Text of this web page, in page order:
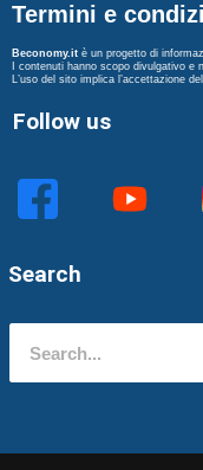
Termini e
Beconomy.it è un progetto di
I contenuti hanno scopo divulgativo
L’uso del sito implica l’accettazione del
Follow us
Search